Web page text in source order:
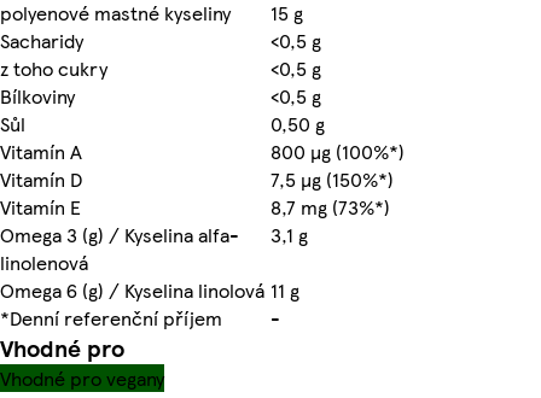
polyenové mastné kyseliny
15 g
Sacharidy
<0,5 g
z toho cukry
<0,5 g
Bílkoviny
<0,5 g
Sůl
0,50 g
Vitamín A
800 µg (100%*)
Vitamín D
7,5 µg (150%*)
Vitamín E
8,7 mg (73%*)
Omega 3 (g) / Kyselina alfa-
linolenová
3,1 g
Omega 6 (g) / Kyselina linolová 11 g
*Denní referenční příjem
-
Vhodné pro
Vhodné pro vegany